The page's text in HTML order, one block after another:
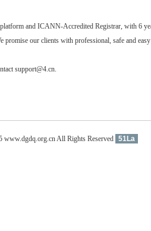
and ICANN-Accredited Registrar, with 6
our clients with professional, safe and
support@4.cn.
www.dgdq.org.cn All Rights Reserved 51La